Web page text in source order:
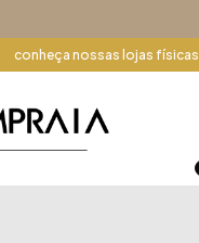
conheça nossas lojas físicas